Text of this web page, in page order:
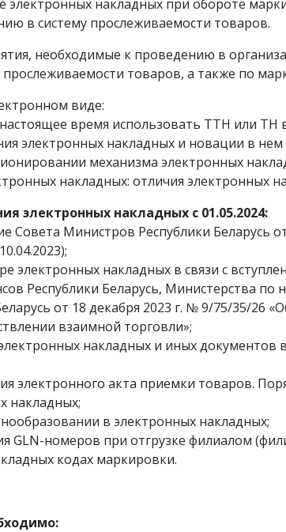
электронных накладных при обороте
в систему прослеживаемости товаров.
необходимые к проведению в
товаров, а также по
виде:
время использовать ТТН или ТН
электронных накладных и новации в
механизма электронных
накладных: отличия электронных
электронных накладных с 01.05.2024:
Совета Министров Республики Беларусь
электронных накладных в связи с
Республики Беларусь, Министерства по
от 18 декабря 2023 г. № 9/75/35/26
взаимной торговли»;
накладных и иных документов
электронного акта приемки товаров.
накладных;
в электронных накладных;
GLN-номеров при отгрузке филиалом
кодах маркировки.